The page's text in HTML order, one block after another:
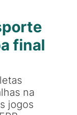
final
na
jogos